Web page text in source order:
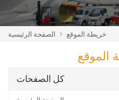
الصفحة الرئيسية > خريطة الموقع
الموقع
كل الصفحات